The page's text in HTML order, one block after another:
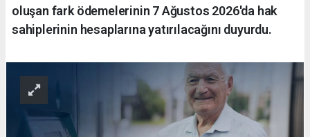
oluşan fark ödemelerinin 7 Ağustos 2026'da hak
sahiplerinin hesaplarına yatırılacağını duyurdu.